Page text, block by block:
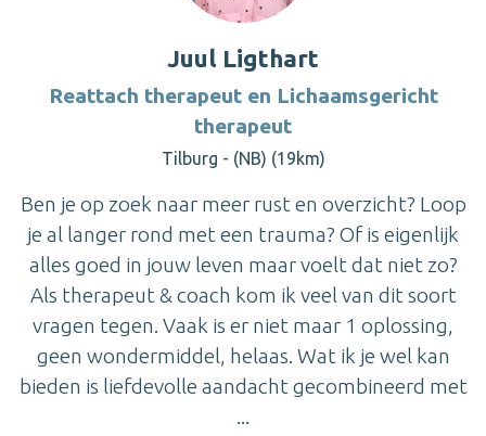
Juul Ligthart
Reattach therapeut en Lichaamsgericht
therapeut
Tilburg - (NB) (19km)
Ben je op zoek naar meer rust en overzicht? Loop
je al langer rond met een trauma? Of is eigenlijk
alles goed in jouw leven maar voelt dat niet zo?
Als therapeut & coach kom ik veel van dit soort
vragen tegen. Vaak is er niet maar 1 oplossing,
geen wondermiddel, helaas. Wat ik je wel kan
bieden is liefdevolle aandacht gecombineerd met
...